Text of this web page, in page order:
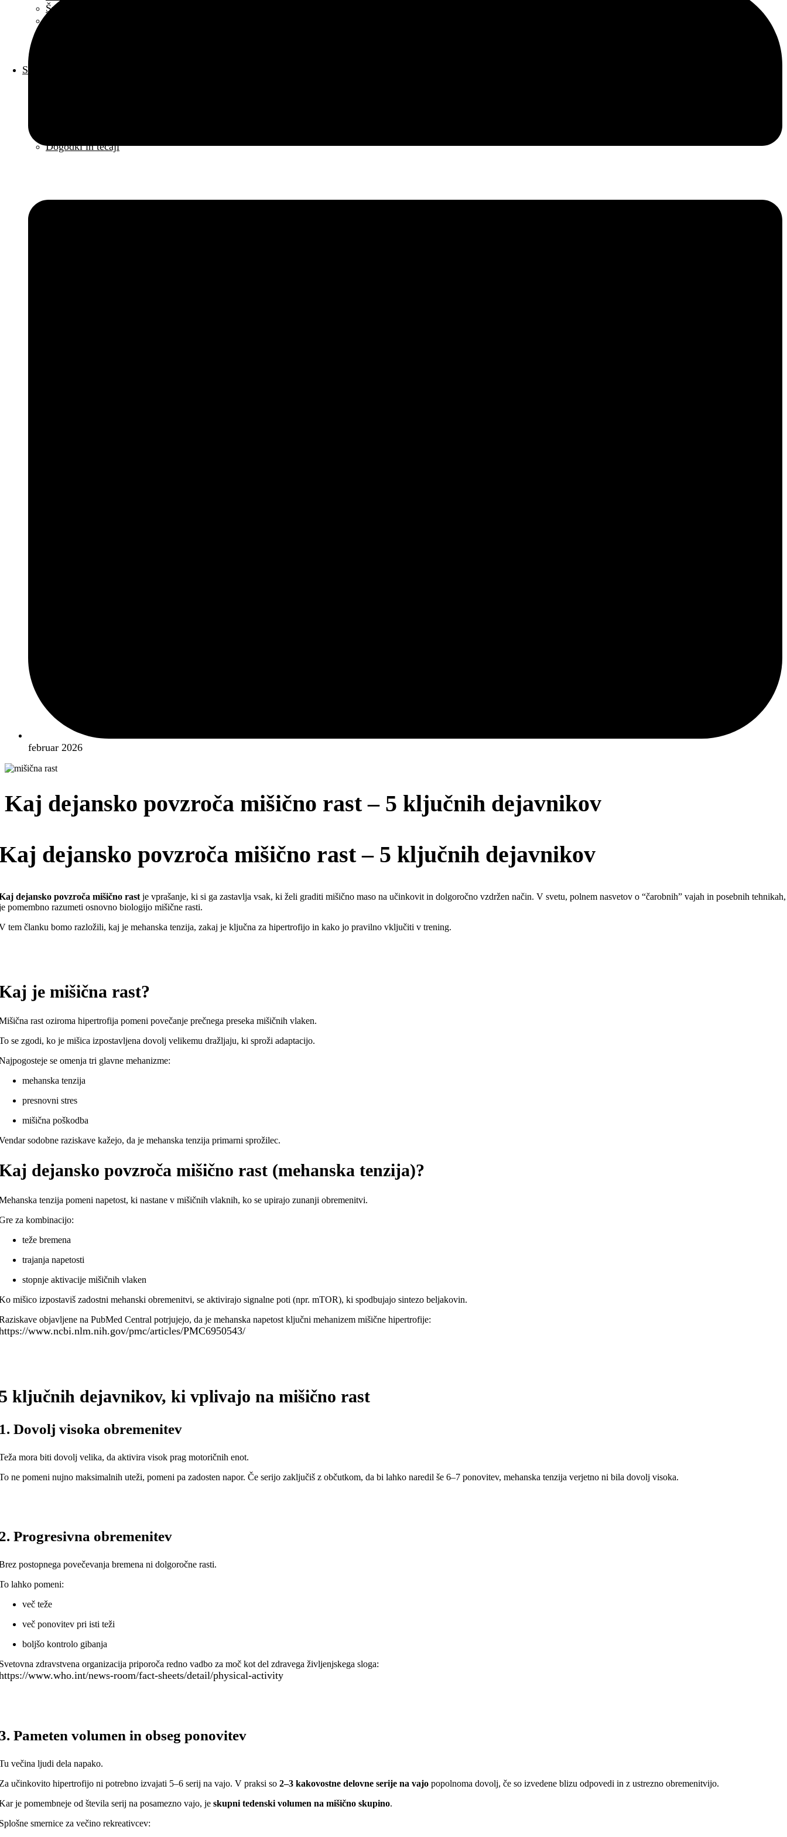
Športni pripomočki
Storitve
Dogodki in tečaji
februar 2026
Kaj dejansko povzroča mišično rast – 5 ključnih dejavnikov
dejansko povzroča mišično rast – 5 ključnih dejavnikov
dejansko povzroča mišično rast je vprašanje, ki si ga zastavlja vsak, ki želi graditi mišično maso na učinkovit in dolgoročno vzdržen način. V svetu, polnem nasvetov o “čarobnih” vajah in posebnih tehnikah,
pomembno razumeti osnovno biologijo mišične rasti.
tem članku bomo razložili, kaj je mehanska tenzija, zakaj je ključna za hipertrofijo in kako jo pravilno vključiti v trening.
je mišična rast?
rast oziroma hipertrofija pomeni povečanje prečnega preseka mišičnih vlaken.
se zgodi, ko je mišica izpostavljena dovolj velikemu dražljaju, ki sproži adaptacijo.
se omenja tri glavne mehanizme:
mehanska tenzija
presnovni stres
mišična poškodba
sodobne raziskave kažejo, da je mehanska tenzija primarni sprožilec.
dejansko povzroča mišično rast (mehanska tenzija)?
tenzija pomeni napetost, ki nastane v mišičnih vlaknih, ko se upirajo zunanji obremenitvi.
za kombinacijo:
teže bremena
trajanja napetosti
stopnje aktivacije mišičnih vlaken
mišico izpostaviš zadostni mehanski obremenitvi, se aktivirajo signalne poti (npr. mTOR), ki spodbujajo sintezo beljakovin.
objavljene na PubMed Central potrjujejo, da je mehanska napetost ključni mehanizem mišične hipertrofije:
www.ncbi.nlm.nih.gov/pmc/articles/PMC6950543/
ključnih dejavnikov, ki vplivajo na mišično rast
Dovolj visoka obremenitev
mora biti dovolj velika, da aktivira visok prag motoričnih enot.
ne pomeni nujno maksimalnih uteži, pomeni pa zadosten napor. Če serijo zaključiš z občutkom, da bi lahko naredil še 6–7 ponovitev, mehanska tenzija verjetno ni bila dovolj visoka.
Progresivna obremenitev
postopnega povečevanja bremena ni dolgoročne rasti.
lahko pomeni:
več teže
več ponovitev pri isti teži
boljšo kontrolo gibanja
zdravstvena organizacija priporoča redno vadbo za moč kot del zdravega življenjskega sloga:
www.who.int/news-room/fact-sheets/detail/physical-activity
Pameten volumen in obseg ponovitev
večina ljudi dela napako.
učinkovito hipertrofijo ni potrebno izvajati 5–6 serij na vajo. V praksi so 2–3 kakovostne delovne serije na vajo popolnoma dovolj, če so izvedene blizu odpovedi in z ustrezno obremenitvijo.
je pomembneje od števila serij na posamezno vajo, je skupni tedenski volumen na mišično skupino.
smernice za večino rekreativcev: